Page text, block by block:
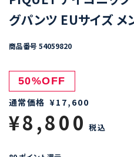
グパンツ EUサイズ
商品番号 54059820
50%OFF
通常価格 ¥17,600
¥8,800 税込